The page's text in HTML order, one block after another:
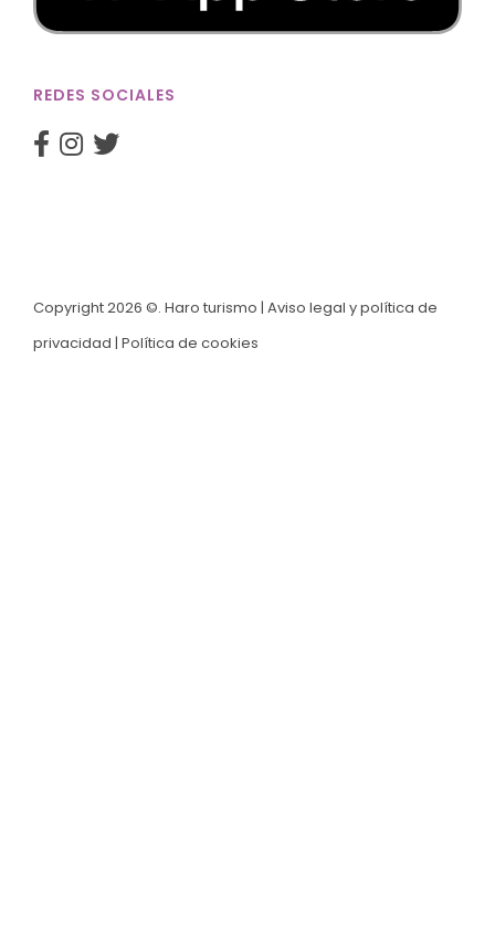
REDES SOCIALES
Copyright 2026 ©. Haro turismo | Aviso legal y política de
privacidad | Política de cookies